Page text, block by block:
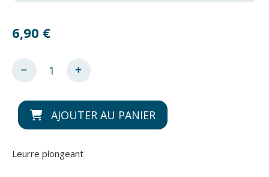
6,90 €
AJOUTER AU PANIER
Leurre plongeant